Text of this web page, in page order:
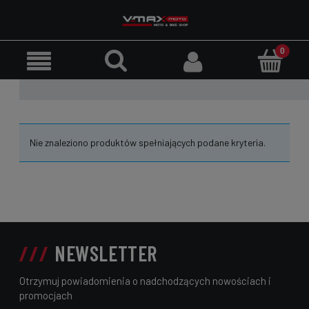
Nie znaleziono produktów spełniających podane kryteria.
NEWSLETTER
Otrzymuj powiadomienia o nadchodzących nowościach i
promocjach